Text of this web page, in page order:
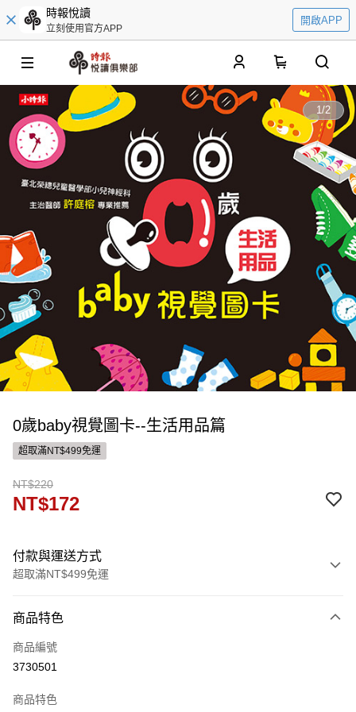
時報悅讀
立刻使用官方APP
開啟APP
1/2
0歲baby視覺圖卡--生活用品篇
超取滿NT$499免運
NT$220
NT$172
付款與運送方式
超取滿NT$499免運
信用卡一次付款
ATM付款
運送方式
商品特色
商品編號
3730501
商品特色